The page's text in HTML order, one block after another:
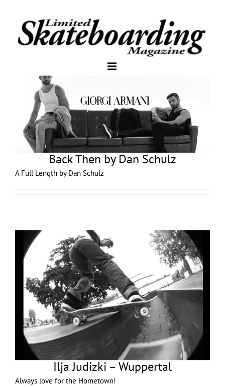
Back Then by Dan Schulz
A Full Length by Dan Schulz
Ilja Judizki – Wuppertal
Always love for the Hometown!